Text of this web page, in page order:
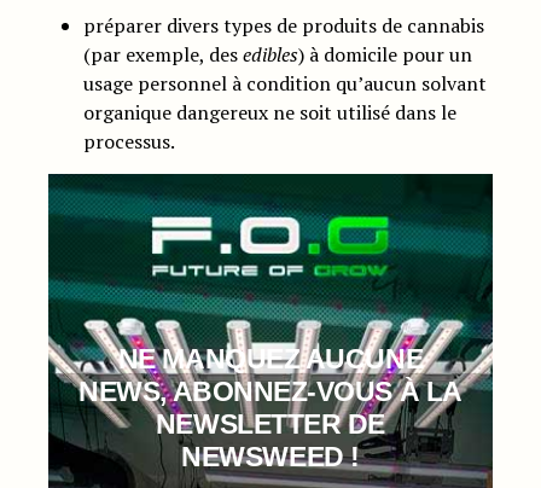
préparer divers types de produits de cannabis
(par exemple, desedibles) à domicile pour un
usage personnel à condition qu’aucun solvant
organique dangereux ne soit utilisé dans le
processus.
NE MANQUEZ AUCUNE
NEWS, ABONNEZ-VOUS À LA
NEWSLETTER DE
NEWSWEED !